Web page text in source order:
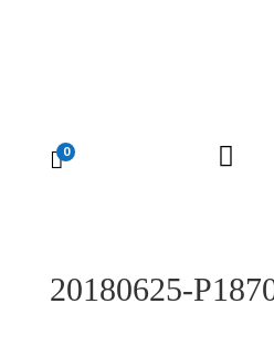
0 
20180625-